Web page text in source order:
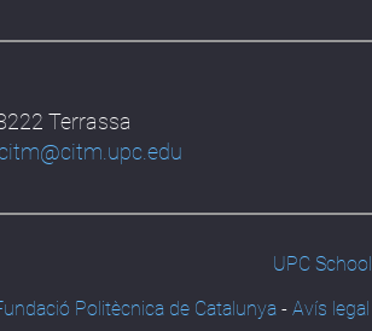
Terrassa
UPC School
Politècnica de Catalunya - Avís legal